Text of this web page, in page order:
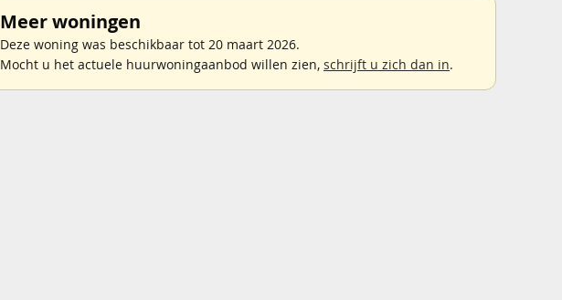
Meer woningen
Deze woning was beschikbaar tot 20 maart 2026.
Mocht u het actuele huurwoningaanbod willen zien, schrijft u zich dan in.